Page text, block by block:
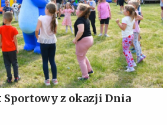
z okazji Dnia